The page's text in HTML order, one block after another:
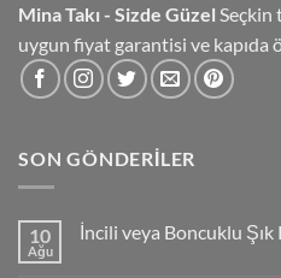
Mina Takı - Sizde Güzel Seçkin
uygun fiyat garantisi ve kapıda
SON GÖNDERILER
10
Ağu
İncili veya Boncuklu Şık